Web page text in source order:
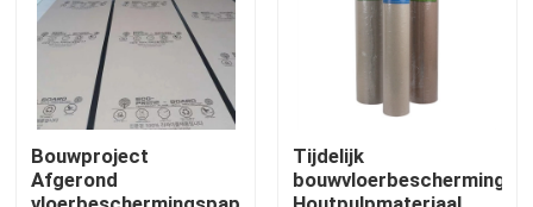
Het Document van de bouwvloerbedekking
Het Document van de kartondruk
Bouwproject
Afgerond
Tijdelijk